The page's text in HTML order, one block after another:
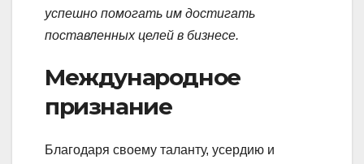
успешно помогать им достигать
поставленных целей в бизнесе.
Международное
признание
Благодаря своему таланту, усердию и